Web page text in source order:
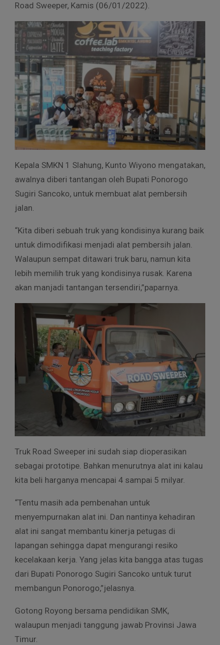
Road Sweeper, Kamis (06/01/2022).
Kepala SMKN 1 Slahung, Kunto Wiyono mengatakan,
awalnya diberi tantangan oleh Bupati Ponorogo
Sugiri Sancoko, untuk membuat alat pembersih
jalan.
“Kita diberi sebuah truk yang kondisinya kurang baik
untuk dimodifikasi menjadi alat pembersih jalan.
Walaupun sempat ditawari truk baru, namun kita
lebih memilih truk yang kondisinya rusak. Karena
akan manjadi tantangan tersendiri,”paparnya.
Truk Road Sweeper ini sudah siap dioperasikan
sebagai prototipe. Bahkan menurutnya alat ini kalau
kita beli harganya mencapai 4 sampai 5 milyar.
“Tentu masih ada pembenahan untuk
menyempurnakan alat ini. Dan nantinya kehadiran
alat ini sangat membantu kinerja petugas di
lapangan sehingga dapat mengurangi resiko
kecelakaan kerja. Yang jelas kita bangga atas tugas
dari Bupati Ponorogo Sugiri Sancoko untuk turut
membangun Ponorogo,”jelasnya.
Gotong Royong bersama pendidikan SMK,
walaupun menjadi tanggung jawab Provinsi Jawa
Timur.